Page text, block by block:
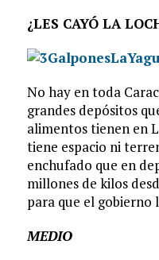
¿LES CAYÓ LA
No hay en toda
grandes depósitos
alimentos tienen en
tiene espacio ni
enchufado que en
millones de kilos
para que el gobierno
MEDIO